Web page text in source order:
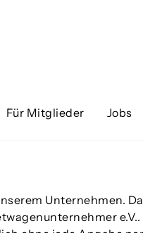
Für Mitglieder Jobs
Unternehmen.